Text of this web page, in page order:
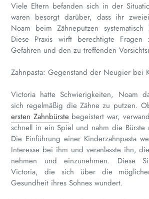
Viele Eltern befanden sich in der
waren besorgt darüber, dass ihr
Noam beim Zähneputzen systematisch
Diese Praxis wirft berechtigte
Gefahren und den zu treffenden
Zahnpasta: Gegenstand der Neugier bei
Victoria hatte Schwierigkeiten, Noam
sich regelmäßig die Zähne zu putzen.
ersten Zahnbürstebegeistert war,
schnell in ein Spiel und nahm die Bürste
Die Einführung einer Kinderzahnpasta
Interesse bei ihm und veranlasste ihn,
nehmen und einzunehmen. Diese
Victoria, die sich über die
Gesundheit ihres Sohnes wundert.